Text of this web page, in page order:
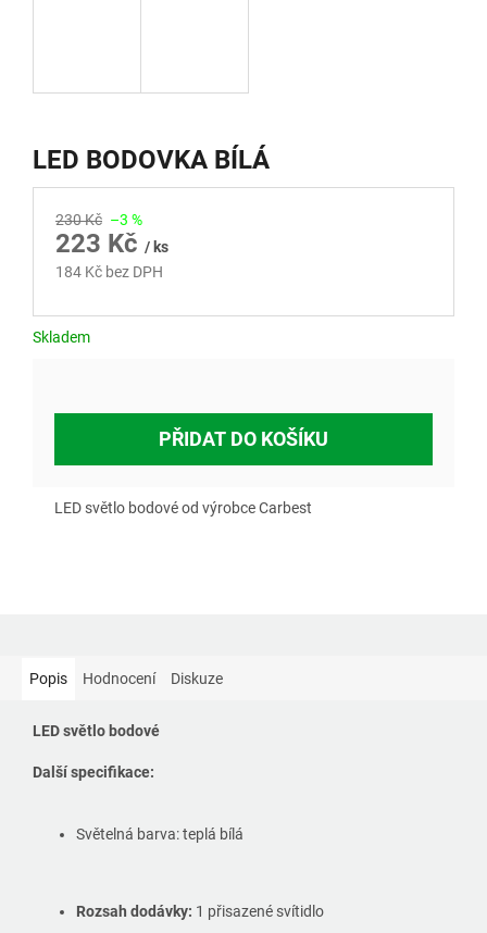
LED BODOVKA BÍLÁ
230 Kč –3 %
223 Kč / ks
184 Kč bez DPH
Skladem
PŘIDAT DO KOŠÍKU
LED světlo bodové od výrobce Carbest
Popis Hodnocení Diskuze
LED světlo bodové
Další specifikace:
Světelná barva: teplá bílá
Rozsah dodávky: 1 přisazené svítidlo